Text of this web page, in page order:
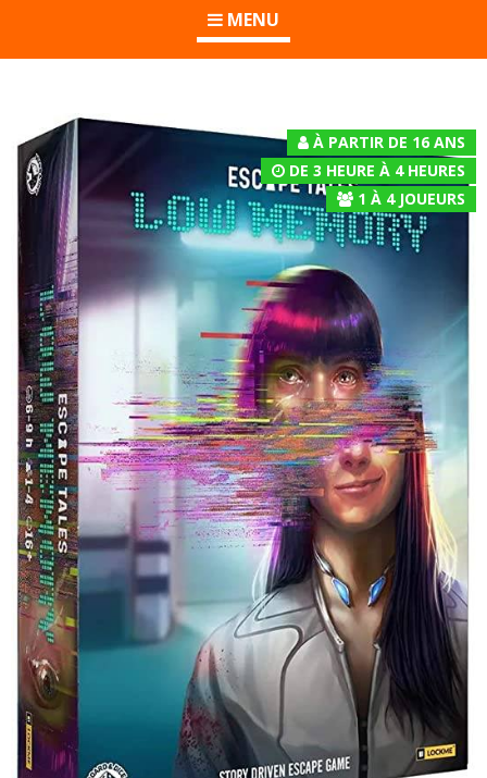
MENU
À PARTIR DE 16 ANS
DE 3 HEURE À 4 HEURES
1 À 4JOUEURS